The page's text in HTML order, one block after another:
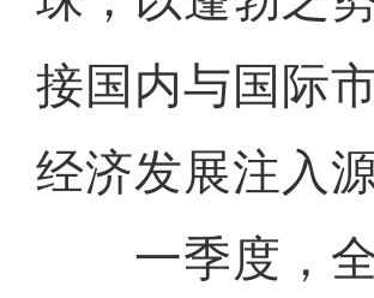
接国内与国际
经济发展注入
一季度，全